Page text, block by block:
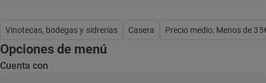
Vinotecas, bodegas y sidrerías Casera Precio medio: Menos de
Opciones de menú
Cuenta con